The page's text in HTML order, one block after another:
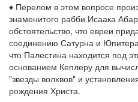
♦ Перелом в этом вопросе
знаменитого рабби Исаака
обстоятельство, что евреи
соединению Сатурна и
что Палестина находится под
основанием Кеплеру для
"звезды волхвов" и
рождения Христа.